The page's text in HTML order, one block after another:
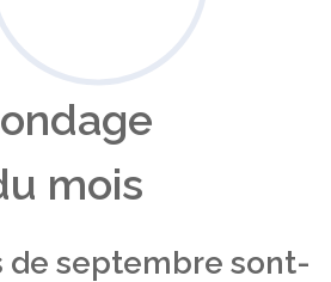
mois
de septembre sont-